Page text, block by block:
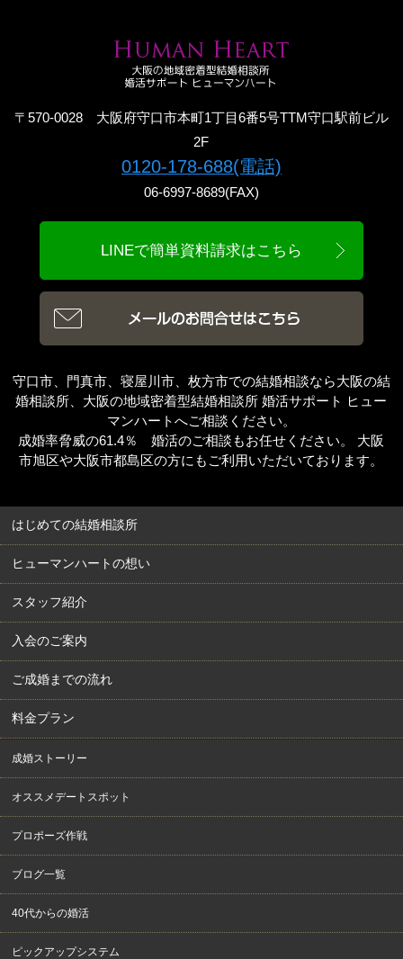
〒570-0028 大阪府守口市本町1丁目6番5号TTM守口駅前ビル
2F
0120-178-688(電話)
06-6997-8689(FAX)
LINEで簡単資料請求はこちら
守口市、門真市、寝屋川市、枚方市での結婚相談なら大阪の結
婚相談所、大阪の地域密着型結婚相談所 婚活サポート ヒュー
マンハートへご相談ください。
成婚率脅威の61.4％ 婚活のご相談もお任せください。 大阪
市旭区や大阪市都島区の方にもご利用いただいております。
はじめての結婚相談所
ヒューマンハートの想い
スタッフ紹介
入会のご案内
ご成婚までの流れ
料金プラン
成婚ストーリー
オススメデートスポット
プロポーズ作戦
ブログ一覧
40代からの婚活
ピックアップシステム